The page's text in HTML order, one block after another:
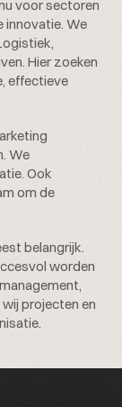
voor sectoren
innovatie. We
Hier zoeken
effectieve
We
Ook
om de
belangrijk.
worden
projecten en